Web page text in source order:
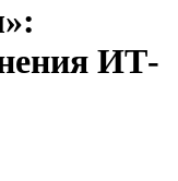
ИТ-